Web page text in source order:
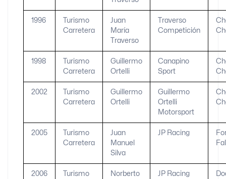
1996
Turismo
Carretera
Juan
María
Traverso
Traverso
Competición
1998
Turismo
Carretera
Guillermo
Ortelli
Canapino
Sport
2002
Turismo
Carretera
Guillermo
Ortelli
Guillermo
Ortelli
Motorsport
2005
Turismo
Carretera
Juan
Manuel
Silva
JP Racing
2006
Turismo
Norberto
JP Racing